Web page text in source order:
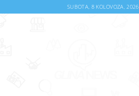
SUBOTA, 8 KOLOVOZA, 2026